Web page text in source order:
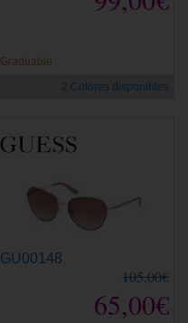
Graduable
2 Colores disponibles
GU00148
105,00€
65,00€